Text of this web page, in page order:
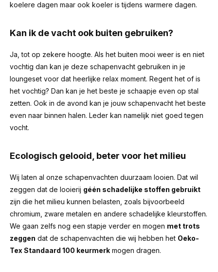
koelere dagen maar ook koeler is tijdens warmere dagen.
Kan ik de vacht ook buiten gebruiken?
Ja, tot op zekere hoogte. Als het buiten mooi weer is en niet
vochtig dan kan je deze schapenvacht gebruiken in je
loungeset voor dat heerlijke relax moment. Regent het of is
het vochtig? Dan kan je het beste je schaapje even op stal
zetten. Ook in de avond kan je jouw schapenvacht het beste
even naar binnen halen. Leder kan namelijk niet goed tegen
vocht.
Ecologisch gelooid, beter voor het milieu
Wij laten al onze schapenvachten duurzaam looien. Dat wil
zeggen dat de looierij géén schadelijke stoffen gebruikt
zijn die het milieu kunnen belasten, zoals bijvoorbeeld
chromium, zware metalen en andere schadelijke kleurstoffen.
We gaan zelfs nog een stapje verder en mogen met trots
zeggen dat de schapenvachten die wij hebben het Oeko-
Tex Standaard 100 keurmerk mogen dragen.